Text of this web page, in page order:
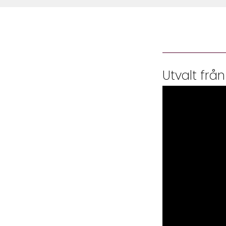
Utvalt